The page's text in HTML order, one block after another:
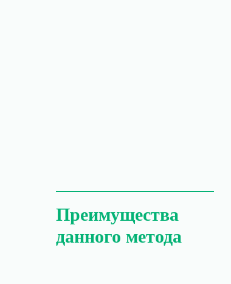
Преимущества
данного метода